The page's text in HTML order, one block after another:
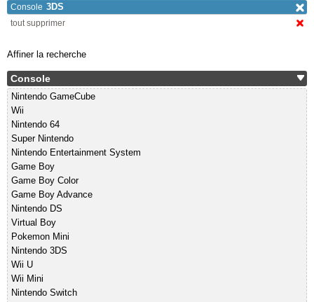
Console 3DS
tout supprimer
Affiner la recherche
Console
Nintendo GameCube
Wii
Nintendo 64
Super Nintendo
Nintendo Entertainment System
Game Boy
Game Boy Color
Game Boy Advance
Nintendo DS
Virtual Boy
Pokemon Mini
Nintendo 3DS
Wii U
Wii Mini
Nintendo Switch